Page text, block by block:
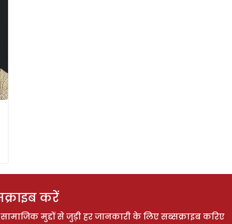
करें
मुद्दों से जुड़ी हर जानकारी के लिए सब्सक्राइब करिए